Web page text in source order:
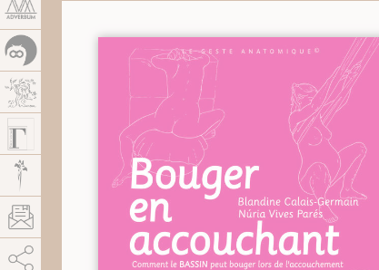
AddThis est désactivé. Autoriser